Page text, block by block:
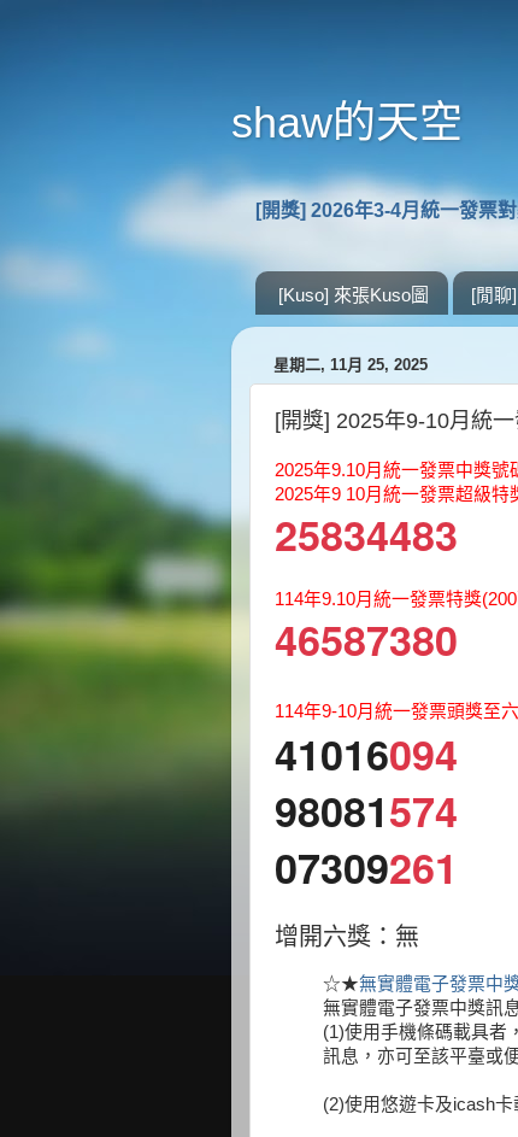
shaw的天空
[開獎] 2026年3-4月統一發票
[Kuso] 來張Kuso圖 [閒聊
星期二, 11月 25, 2025
[開獎] 2025年9-10月統
2025年9.10月統一發票中獎號
2025年9 10月統一發票超級特
25834483
114年9.10月統一發票特獎(200
46587380
114年9-10月統一發票頭獎至六
41016094
98081574
07309261
增開六獎：無
☆★無實體電子發票中
無實體電子發票中獎訊
(1)使用手機條碼載具者
訊息，亦可至該平臺或
(2)使用悠遊卡及icash